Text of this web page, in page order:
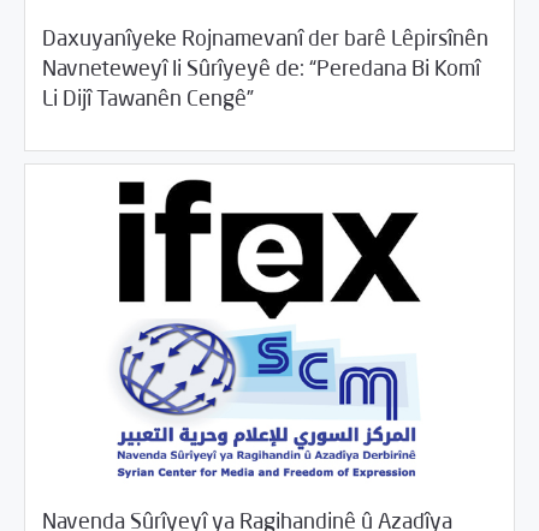
Daxuyanîyeke Rojnamevanî der barê Lêpirsînên
Navneteweyî li Sûrîyeyê de: “Peredana Bi Komî
Li Dijî Tawanên Cengê”
19/2017 2017/Beyannameyên SCMê
Navenda Sûrîyeyî ya Ragihandinê û Azadîya